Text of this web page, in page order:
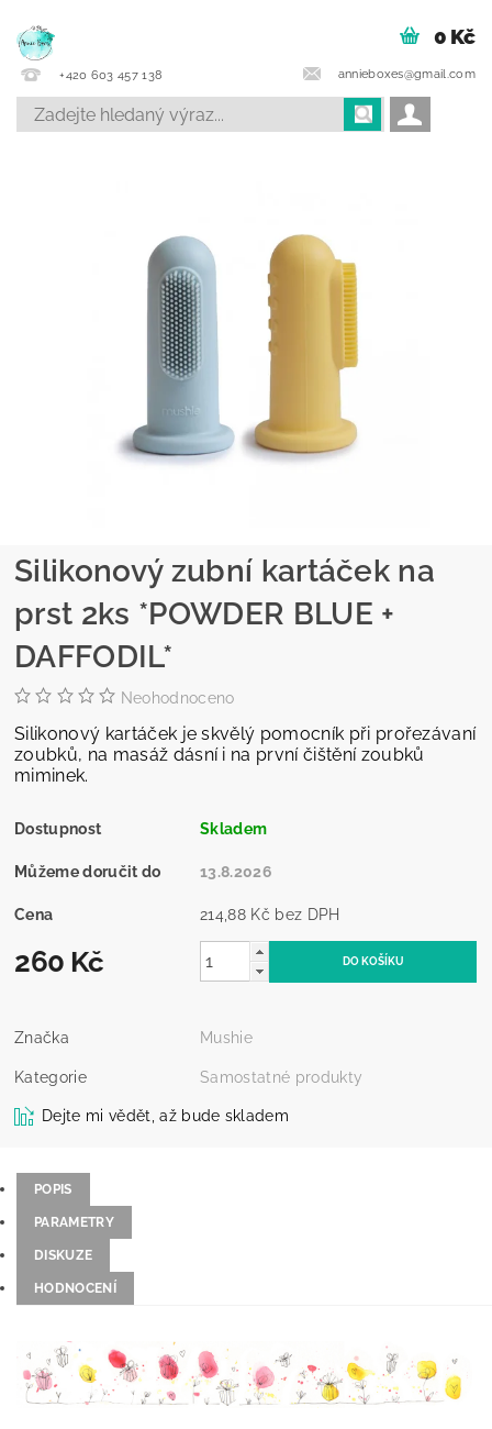
+420 603 457 138 annieboxes@gmail.com
0 Kč
Silikonový zubní kartáček na
prst 2ks *POWDER BLUE +
DAFFODIL*
Neohodnoceno
Silikonový kartáček je skvělý pomocník při prořezávaní
zoubků, na masáž dásní i na první čištění zoubků
miminek.
Dostupnost Skladem
Můžeme doručit do 13.8.2026
Cena 214,88 Kč bez DPH
260 Kč
Značka Mushie
Kategorie Samostatné produkty
Dejte mi vědět, až bude skladem
POPIS
PARAMETRY
DISKUZE
HODNOCENÍ